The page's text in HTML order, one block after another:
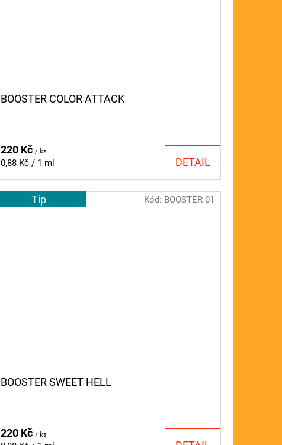
BOOSTER COLOR ATTACK
220 Kč / ks
Měrná
0,88 Kč / 1 ml DETAIL
Tip
BOOSTER SWEET HELL
220 Kč / ks
Kód: BOOSTER-01